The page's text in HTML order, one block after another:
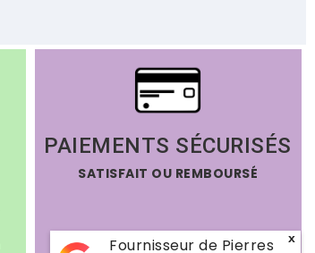
PAIEMENTS SÉCURISÉS
SATISFAIT OU REMBOURSÉ
Fournisseur de Pierres x